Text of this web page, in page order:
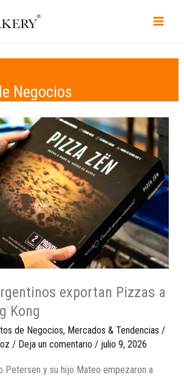
Negocios
exportan Pizzas a
Kong
de Negocios, Mercados & Tendencias /
/ Deja un comentario / julio 9, 2026
Petersen y su hijo Mateo empezaron a